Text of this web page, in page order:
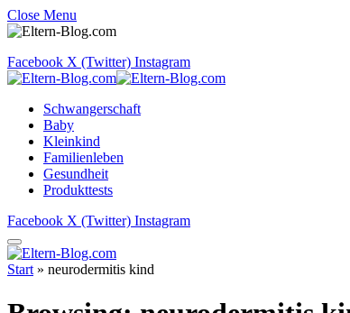
Close Menu
Facebook X (Twitter) Instagram
Schwangerschaft
Baby
Kleinkind
Familienleben
Gesundheit
Produkttests
Facebook X (Twitter) Instagram
Start » neurodermitis kind